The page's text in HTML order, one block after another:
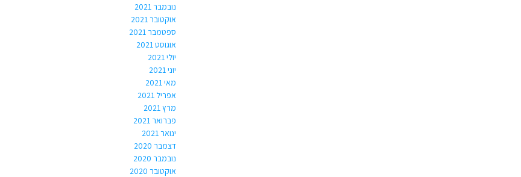
נובמבר 2021
אוקטובר 2021
ספטמבר 2021
אוגוסט 2021
יולי 2021
יוני 2021
מאי 2021
אפריל 2021
מרץ 2021
פברואר 2021
ינואר 2021
דצמבר 2020
נובמבר 2020
אוקטובר 2020